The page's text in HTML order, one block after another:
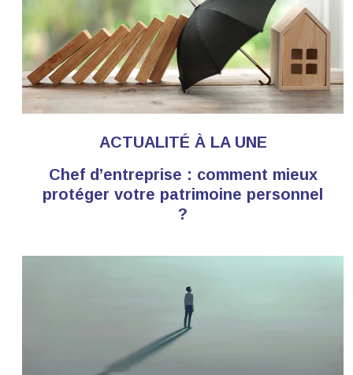
ACTUALITÉ À LA UNE
Chef d’entreprise : comment mieux
protéger votre patrimoine personnel
?